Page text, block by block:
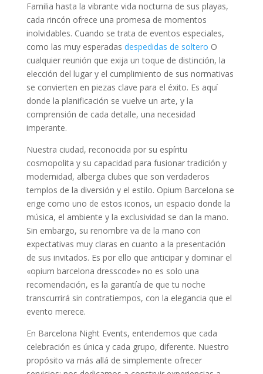
Familia hasta la vibrante vida nocturna de sus playas,
cada rincón ofrece una promesa de momentos
inolvidables. Cuando se trata de eventos especiales,
como las muy esperadas despedidas de soltero O
cualquier reunión que exija un toque de distinción, la
elección del lugar y el cumplimiento de sus normativas
se convierten en piezas clave para el éxito. Es aquí
donde la planificación se vuelve un arte, y la
comprensión de cada detalle, una necesidad
imperante.
Nuestra ciudad, reconocida por su espíritu
cosmopolita y su capacidad para fusionar tradición y
modernidad, alberga clubes que son verdaderos
templos de la diversión y el estilo. Opium Barcelona se
erige como uno de estos iconos, un espacio donde la
música, el ambiente y la exclusividad se dan la mano.
Sin embargo, su renombre va de la mano con
expectativas muy claras en cuanto a la presentación
de sus invitados. Es por ello que anticipar y dominar el
«opium barcelona dresscode» no es solo una
recomendación, es la garantía de que tu noche
transcurrirá sin contratiempos, con la elegancia que el
evento merece.
En Barcelona Night Events, entendemos que cada
celebración es única y cada grupo, diferente. Nuestro
propósito va más allá de simplemente ofrecer